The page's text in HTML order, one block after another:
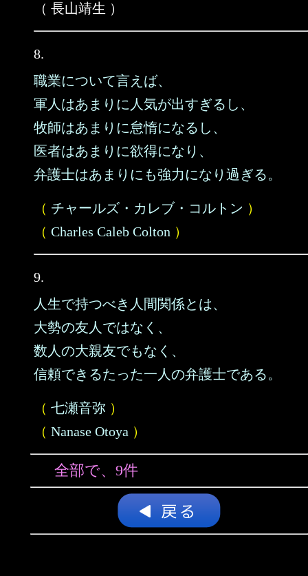
（ 長山靖生 ）
8.
職業について言えば、
軍人はあまりに人気が出すぎるし、
牧師はあまりに怠惰になるし、
医者はあまりに欲得になり、
弁護士はあまりにも強力になり過ぎる。
（ チャールズ・カレブ・コルトン ）
（ Charles Caleb Colton ）
9.
人生で持つべき人間関係とは、
大勢の友人ではなく、
数人の大親友でもなく、
信頼できるたった一人の弁護士である。
（ 七瀬音弥 ）
（ Nanase Otoya ）
全部で、9件